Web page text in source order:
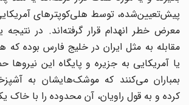
پیش‌تعیین‌شده، توسط هلی‌کوپترهای
معرض خطر انهدام قرار گرفته‌اند. در نتیجه
مقابله به مثل ایران در خلیج فارس بوده که
یا آمریکایی به جزیره و پایگاه این نیروها
بمباران می‌کنند که موشک‌هایشان به
کرده و به قول راویان، آن محدوده را با خاک